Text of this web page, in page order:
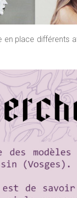
en place différents